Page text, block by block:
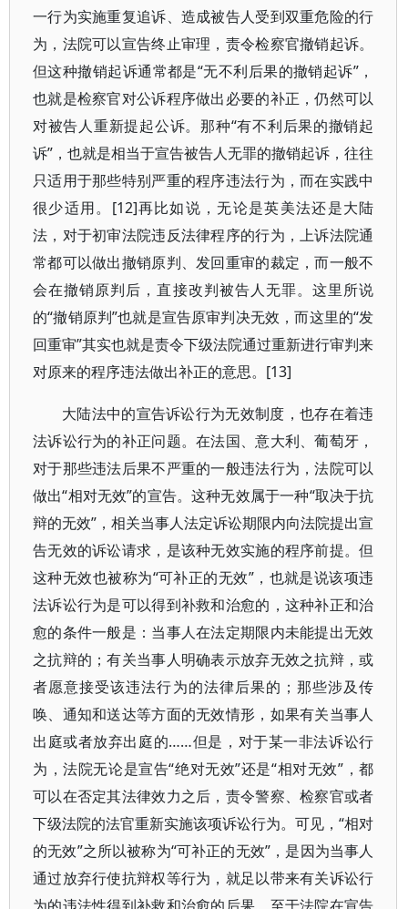
一行为实施重复追诉、造成被告人受到双重危险的行
为，法院可以宣告终止审理，责令检察官撤销起诉。
但这种撤销起诉通常都是“无不利后果的撤销起诉”，
也就是检察官对公诉程序做出必要的补正，仍然可以
对被告人重新提起公诉。那种“有不利后果的撤销起
诉”，也就是相当于宣告被告人无罪的撤销起诉，往往
只适用于那些特别严重的程序违法行为，而在实践中
很少适用。[12]再比如说，无论是英美法还是大陆
法，对于初审法院违反法律程序的行为，上诉法院通
常都可以做出撤销原判、发回重审的裁定，而一般不
会在撤销原判后，直接改判被告人无罪。这里所说
的“撤销原判”也就是宣告原审判决无效，而这里的“发
回重审”其实也就是责令下级法院通过重新进行审判来
对原来的程序违法做出补正的意思。[13]
大陆法中的宣告诉讼行为无效制度，也存在着违
法诉讼行为的补正问题。在法国、意大利、葡萄牙，
对于那些违法后果不严重的一般违法行为，法院可以
做出“相对无效”的宣告。这种无效属于一种“取决于抗
辩的无效”，相关当事人法定诉讼期限内向法院提出宣
告无效的诉讼请求，是该种无效实施的程序前提。但
这种无效也被称为“可补正的无效”，也就是说该项违
法诉讼行为是可以得到补救和治愈的，这种补正和治
愈的条件一般是：当事人在法定期限内未能提出无效
之抗辩的；有关当事人明确表示放弃无效之抗辩，或
者愿意接受该违法行为的法律后果的；那些涉及传
唤、通知和送达等方面的无效情形，如果有关当事人
出庭或者放弃出庭的……但是，对于某一非法诉讼行
为，法院无论是宣告“绝对无效”还是“相对无效”，都
可以在否定其法律效力之后，责令警察、检察官或者
下级法院的法官重新实施该项诉讼行为。可见，“相对
的无效”之所以被称为“可补正的无效”，是因为当事人
通过放弃行使抗辩权等行为，就足以带来有关诉讼行